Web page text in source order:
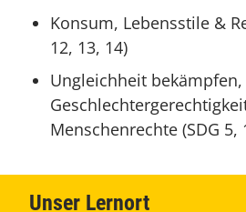
Konsum, Lebensstile &
12, 13, 14)
Ungleichheit bekämpfen,
Menschenrechte (SDG 5,
Unser Lernort